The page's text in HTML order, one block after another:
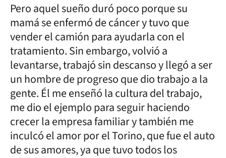
Pero aquel sueño duró poco porque su
mamá se enfermó de cáncer y tuvo que
vender el camión para ayudarla con el
tratamiento. Sin embargo, volvió a
levantarse, trabajó sin descanso y llegó a ser
un hombre de progreso que dio trabajo a la
gente. Él me enseñó la cultura del trabajo,
me dio el ejemplo para seguir haciendo
crecer la empresa familiar y también me
inculcó el amor por el Torino, que fue el auto
de sus amores, ya que tuvo todos los